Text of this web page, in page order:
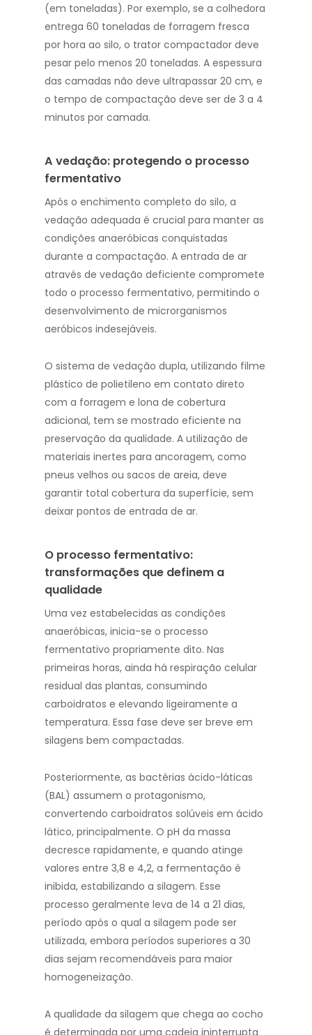
(em toneladas). Por exemplo, se a colhedora
entrega 60 toneladas de forragem fresca
por hora ao silo, o trator compactador deve
pesar pelo menos 20 toneladas. A espessura
das camadas não deve ultrapassar 20 cm, e
o tempo de compactação deve ser de 3 a 4
minutos por camada.
A vedação: protegendo o processo
fermentativo
Após o enchimento completo do silo, a
vedação adequada é crucial para manter as
condições anaeróbicas conquistadas
durante a compactação. A entrada de ar
através de vedação deficiente compromete
todo o processo fermentativo, permitindo o
desenvolvimento de microrganismos
aeróbicos indesejáveis.
O sistema de vedação dupla, utilizando filme
plástico de polietileno em contato direto
com a forragem e lona de cobertura
adicional, tem se mostrado eficiente na
preservação da qualidade. A utilização de
materiais inertes para ancoragem, como
pneus velhos ou sacos de areia, deve
garantir total cobertura da superfície, sem
deixar pontos de entrada de ar.
O processo fermentativo:
transformações que definem a
qualidade
Uma vez estabelecidas as condições
anaeróbicas, inicia-se o processo
fermentativo propriamente dito. Nas
primeiras horas, ainda há respiração celular
residual das plantas, consumindo
carboidratos e elevando ligeiramente a
temperatura. Essa fase deve ser breve em
silagens bem compactadas.
Posteriormente, as bactérias ácido-láticas
(BAL) assumem o protagonismo,
convertendo carboidratos solúveis em ácido
lático, principalmente. O pH da massa
decresce rapidamente, e quando atinge
valores entre 3,8 e 4,2, a fermentação é
inibida, estabilizando a silagem. Esse
processo geralmente leva de 14 a 21 dias,
período após o qual a silagem pode ser
utilizada, embora períodos superiores a 30
dias sejam recomendáveis para maior
homogeneização.
A qualidade da silagem que chega ao cocho
é determinada por uma cadeia ininterrupta